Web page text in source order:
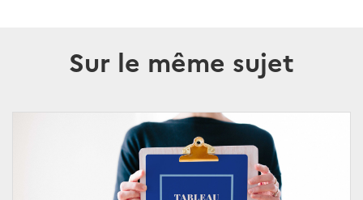
Sur le même sujet